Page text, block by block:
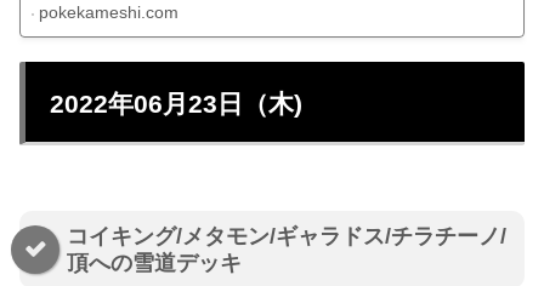
pokekameshi.com
2022年06月23日（木)
コイキング/メタモン/ギャラドス/チラチーノ/
頂への雪道デッキ